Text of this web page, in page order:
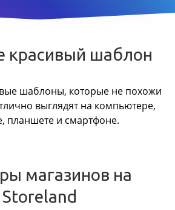
красивый шаблон
шаблоны, которые не похожи
выглядят на компьютере,
планшете и смартфоне.
магазинов на
Storeland